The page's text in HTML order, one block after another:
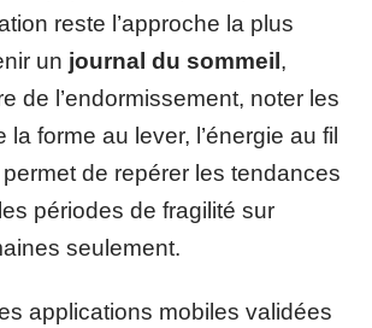
reste l’approche la plus
un journal du sommeil,
de l’endormissement, noter les
la forme au lever, l’énergie au fil
de repérer les tendances
périodes de fragilité sur
seulement.
applications mobiles validées